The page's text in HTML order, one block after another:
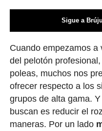
Sigue a
Cuando empezamos a
del pelotón
poleas, muchos nos
ofrecer respecto a los
grupos de alta gama.
buscan es reducir el
maneras. Por un lado